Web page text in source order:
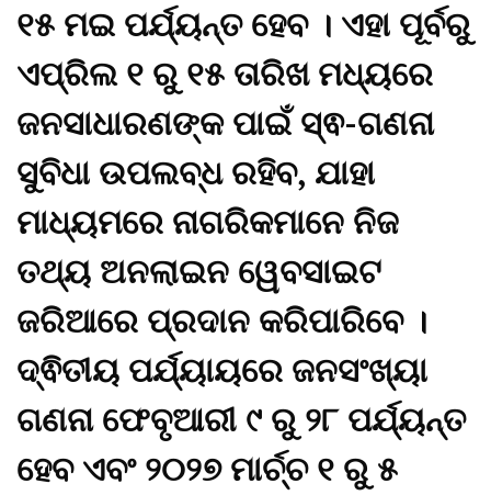
୧୫ ମଇ ପର୍ଯ୍ୟନ୍ତ ହେବ । ଏହା ପୂର୍ବରୁ
ଏପ୍ରିଲ ୧ ରୁ ୧୫ ତାରିଖ ମଧ୍ୟରେ
ଜନସାଧାରଣଙ୍କ ପାଇଁ ସ୍ଵ-ଗଣନା
ସୁବିଧା ଉପଲବ୍ଧ ରହିବ, ଯାହା
ମାଧ୍ୟମରେ ନାଗରିକମାନେ ନିଜ
ତଥ୍ୟ ଅନଲାଇନ ୱେବସାଇଟ
ଜରିଆରେ ପ୍ରଦାନ କରିପାରିବେ ।
ଦ୍ଵିତୀୟ ପର୍ଯ୍ୟାୟରେ ଜନସଂଖ୍ୟା
ଗଣନା ଫେବୃଆରୀ ୯ ରୁ ୨୮ ପର୍ଯ୍ୟନ୍ତ
ହେବ ଏବଂ ୨୦୨୭ ମାର୍ଚ୍ଚ ୧ ରୁ ୫